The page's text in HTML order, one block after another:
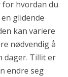
for hvordan du
glidende
kan variere
nødvendig å
dager. Tillit er
endre seg